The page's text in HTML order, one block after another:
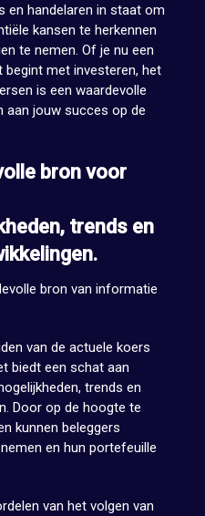
en handelaren in staat om
kansen te herkennen
te nemen. Of je nu een
met investeren, het
is een waardevolle
aan jouw succes op de
bron voor
trends en
bron van informatie
van de actuele koers
biedt een schat aan
trends en
Door op de hoogte te
kunnen beleggers
en hun portefeuille
van het volgen van